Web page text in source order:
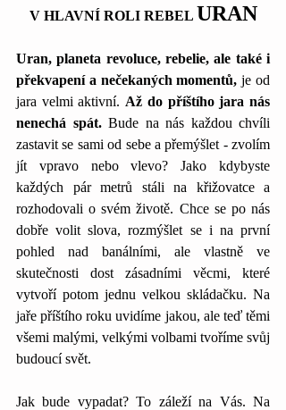
V HLAVNÍ ROLI REBEL URAN
Uran, planeta revoluce, rebelie, ale také i
překvapení a nečekaných momentů, je od
jara velmi aktivní. Až do příštího jara nás
nenechá spát. Bude na nás každou chvíli
zastavit se sami od sebe a přemýšlet - zvolím
jít vpravo nebo vlevo? Jako kdybyste
každých pár metrů stáli na křižovatce a
rozhodovali o svém životě. Chce se po nás
dobře volit slova, rozmýšlet se i na první
pohled nad banálními, ale vlastně ve
skutečnosti dost zásadními věcmi, které
vytvoří potom jednu velkou skládačku. Na
jaře příštího roku uvidíme jakou, ale teď těmi
všemi malými, velkými volbami tvoříme svůj
budoucí svět.
Jak bude vypadat? To záleží na Vás. Na